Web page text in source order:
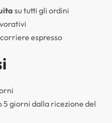
su tutti gli ordini
espresso
giorni dalla ricezione del